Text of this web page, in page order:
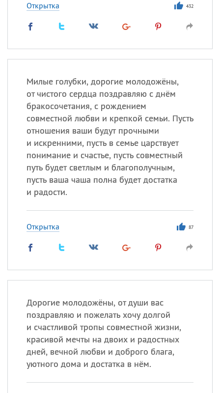
Открытка 432
Милые голубки, дорогие молодожёны,
от чистого сердца поздравляю с днём
бракосочетания, с рождением
совместной любви и крепкой семьи. Пусть
отношения ваши будут прочными
и искренними, пусть в семье царствует
понимание и счастье, пусть совместный
путь будет светлым и благополучным,
пусть ваша чаша полна будет достатка
и радости.
Открытка 87
Дорогие молодожёны, от души вас
поздравляю и пожелать хочу долгой
и счастливой тропы совместной жизни,
красивой мечты на двоих и радостных
дней, вечной любви и доброго блага,
уютного дома и достатка в нём.